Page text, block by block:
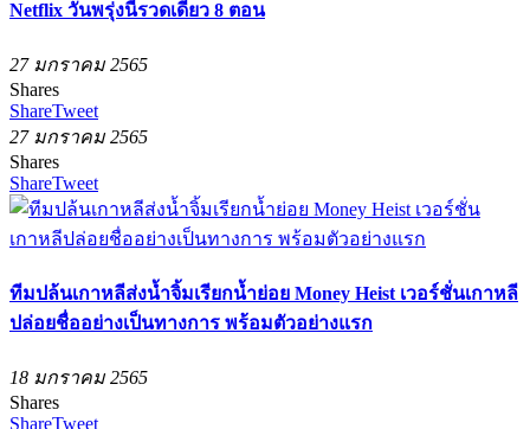
Netflix วันพรุ่งนี้รวดเดียว 8 ตอน
27 มกราคม 2565
Shares
ShareTweet
27 มกราคม 2565
Shares
ShareTweet
ทีมปล้นเกาหลีส่งน้ำจิ้มเรียกน้ำย่อย Money Heist เวอร์ชั่นเกาหลี
ปล่อยชื่ออย่างเป็นทางการ พร้อมตัวอย่างแรก
18 มกราคม 2565
Shares
ShareTweet